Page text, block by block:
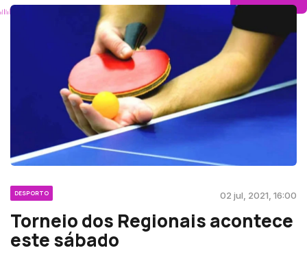
DESPORTO 02 jul, 2021, 16:00
Torneio dos Regionais acontece
este sábado